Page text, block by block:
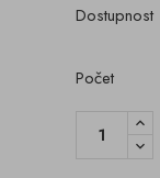
Dostupnost
Počet